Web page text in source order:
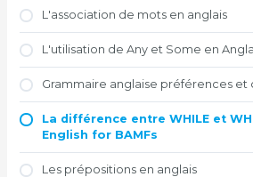
L'association de mots en anglais
L'utilisation de Any et Some en
Grammaire anglaise préférences et
La différence entre WHILE et
English for BAMFs
Les prépositions en anglais